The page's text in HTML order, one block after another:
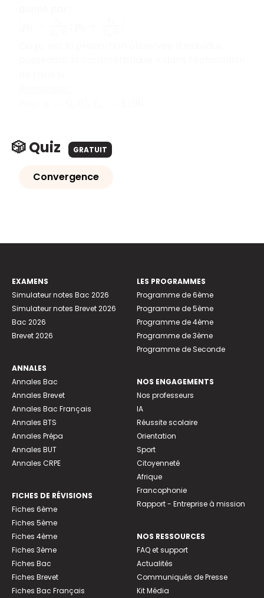
🎲 Quiz GRATUIT
Convergence
EXAMENS
Simulateur notes Bac 2026
Simulateur notes Brevet 2026
Bac 2026
Brevet 2026
ANNALES
Annales Bac
Annales Brevet
Annales Bac Français
Annales BTS
Annales Prépa
Annales BUT
Annales CRPE
FICHES DE RÉVISIONS
Fiches 6ème
Fiches 5ème
Fiches 4ème
Fiches 3ème
Fiches Bac
Fiches Brevet
Fiches Bac Français
LES PROGRAMMES
Programme de 6ème
Programme de 5ème
Programme de 4ème
Programme de 3ème
Programme de Seconde
NOS ENGAGEMENTS
Nos professeurs
IA
Réussite scolaire
Orientation
Sport
Citoyenneté
Afrique
Francophonie
Rapport - Entreprise à mission
NOS RESSOURCES
FAQ et support
Actualités
Communiqués de Presse
Kit Média